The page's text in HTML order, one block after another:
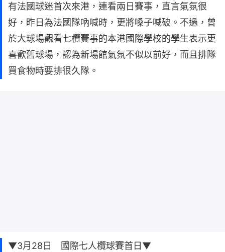
有法國球迷首次來港，連看兩日賽事，直言氣氛很
好，昨日為法國隊吶喊時，更將嗓子喊破。不過，曾
於大球場觀看七欖賽事的本港國際學校的學生表示更
喜歡舊球場，認為新場館氣氛不似以前好，而且排隊
買食物時要排很久隊。
▼3月28日 國際七人欖球賽首日▼